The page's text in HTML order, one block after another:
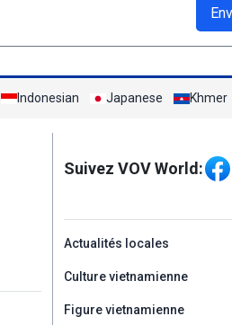
Indonesian Japanese Khmer
Mạng xã hội
Suivez VOV World:
menu footer
Actualités locales
Culture vietnamienne
Figure vietnamienne